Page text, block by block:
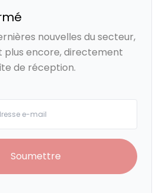
nouvelles du secteur,
plus encore, directement
de réception.
Soumettre